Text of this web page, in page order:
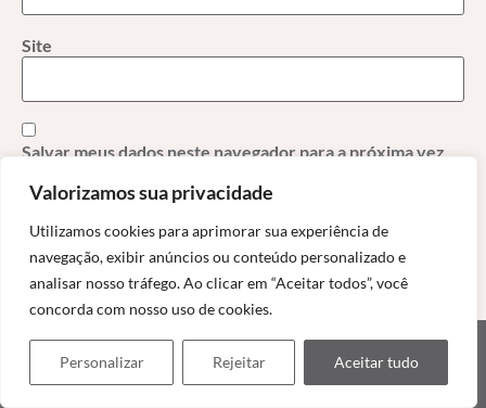
Valorizamos sua privacidade
Utilizamos cookies para aprimorar sua experiência de
navegação, exibir anúncios ou conteúdo personalizado e
analisar nosso tráfego. Ao clicar em “Aceitar todos”, você
concorda com nosso uso de cookies.
Personalizar Rejeitar Aceitar tudo
Site
Salvar meus dados neste navegador para a próxima vez